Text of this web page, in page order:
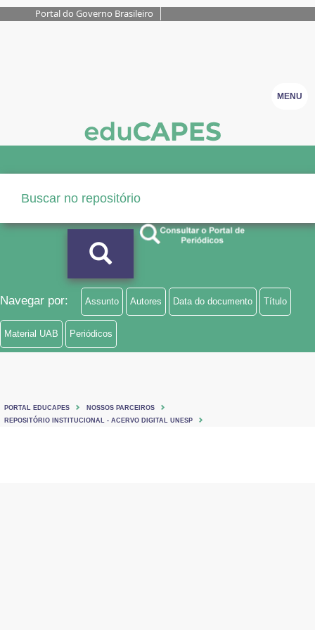
Portal do Governo Brasileiro
MENU
Navegar por: Assunto Autores Data do documento Título
Material UAB Periódicos
PORTAL EDUCAPES
NOSSOS PARCEIROS
REPOSITÓRIO INSTITUCIONAL - ACERVO DIGITAL UNESP